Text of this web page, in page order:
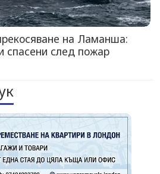
на Ламанша:
спасени след пожар